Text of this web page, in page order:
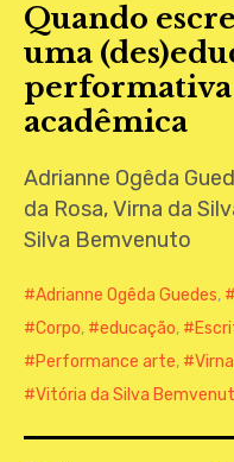
Quando
uma
performativa
acadêmica
Adrianne Ogêda
da Rosa, Virna da
Silva Bemvenuto
Adrianne Ogêda Guedes,
Corpo, educação,
Performance arte,
Vitória da Silva